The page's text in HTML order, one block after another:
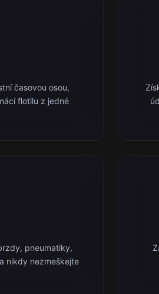
časovou osou,
flotilu z jedné
pneumatiky,
nikdy nezmeškejte